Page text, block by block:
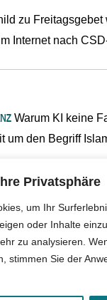
Privatsphäre
um Ihr
oder Inhalte
zu analysieren.
stimmen Sie der
zu Freitagsgebet
Internet nach
Warum KI keine
um den Begriff
MÜNSTEREine
muslimische